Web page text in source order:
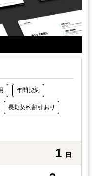
年間契約
長期契約割引あり
1 日